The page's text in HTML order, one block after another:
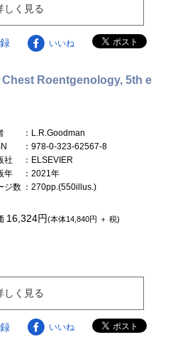
しく見る
いいね
Roentgenology, 5th e
：L.R.Goodman
：978-0-323-62567-8
社
：ELSEVIER
年
：2021年
ジ数 ：270pp.(550illus.)
16,324円(本体14,840円 ＋ 税)
しく見る
いいね